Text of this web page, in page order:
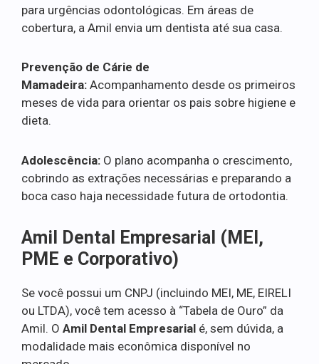
para urgências odontológicas. Em áreas de
cobertura, a Amil envia um dentista até sua casa.
Prevenção de Cárie de
Mamadeira: Acompanhamento desde os primeiros
meses de vida para orientar os pais sobre higiene e
dieta.
Adolescência: O plano acompanha o crescimento,
cobrindo as extrações necessárias e preparando a
boca caso haja necessidade futura de ortodontia.
Amil Dental Empresarial (MEI,
PME e Corporativo)
Se você possui um CNPJ (incluindo MEI, ME, EIRELI
ou LTDA), você tem acesso à “Tabela de Ouro” da
Amil. O Amil Dental Empresarial é, sem dúvida, a
modalidade mais econômica disponível no